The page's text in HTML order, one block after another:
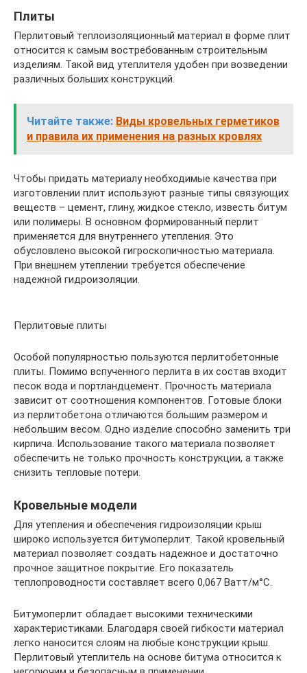
Плиты
Перлитовый теплоизоляционный материал в форме плит
относится к самым востребованным строительным
изделиям. Такой вид утеплителя удобен при возведении
различных больших конструкций.
Читайте также: Виды кровельных герметиков
и правила их применения на разных кровлях
Чтобы придать материалу необходимые качества при
изготовлении плит используют разные типы связующих
веществ – цемент, глину, жидкое стекло, известь битум
или полимеры. В основном формированный перлит
применяется для внутреннего утепления. Это
обусловлено высокой гигроскопичностью материала.
При внешнем утеплении требуется обеспечение
надежной гидроизоляции.
Перлитовые плиты
Особой популярностью пользуются перлитобетонные
плиты. Помимо вспученного перлита в их состав входит
песок вода и портландцемент. Прочность материала
зависит от соотношения компонентов. Готовые блоки
из перлитобетона отличаются большим размером и
небольшим весом. Одно изделие способно заменить три
кирпича. Использование такого материала позволяет
обеспечить не только прочность конструкции, а также
снизить тепловые потери.
Кровельные модели
Для утепления и обеспечения гидроизоляции крыш
широко используется битумоперлит. Такой кровельный
материал позволяет создать надежное и достаточно
прочное защитное покрытие. Его показатель
теплопроводности составляет всего 0,067 Ватт/м°C.
Битумоперлит обладает высокими техническими
характеристиками. Благодаря своей гибкости материал
легко наносится слоям на любые конструкции крыш.
Перлитовый утеплитель на основе битума относится к